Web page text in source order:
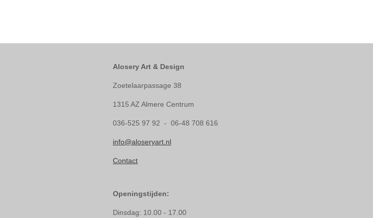
Alosery Art & Design
Zoetelaarpassage 38
1315 AZ Almere Centrum
036-525 97 92 - 06-48 708 616
info@aloseryart.nl
Contact
Openingstijden:
Dinsdag: 10.00 - 17.00